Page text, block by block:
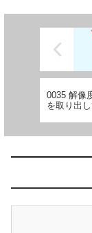
0035 解像
を取り出